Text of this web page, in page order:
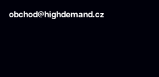
obchod@highdemand.cz